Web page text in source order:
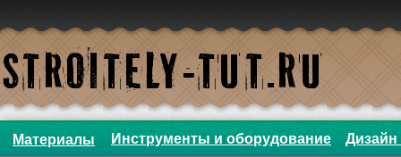
Материалы Инструменты и оборудование Дизайн